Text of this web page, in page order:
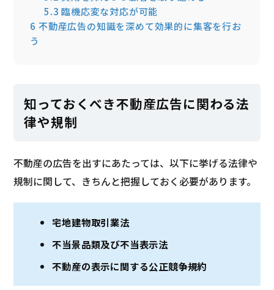
5.3 臨機応変な対応が可能
6 不動産広告の知識を深めて効果的に集客を行お
う
知っておくべき不動産広告に関わる法
律や規制
不動産の広告を出すにあたっては、以下に挙げる法律や
規制に関して、きちんと把握しておく必要があります。
宅地建物取引業法
不当景品類及び不当表示法
不動産の表示に関する公正競争規約